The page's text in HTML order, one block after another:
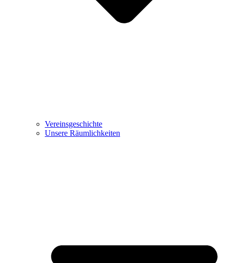
Vereinsgeschichte
Unsere Räumlichkeiten